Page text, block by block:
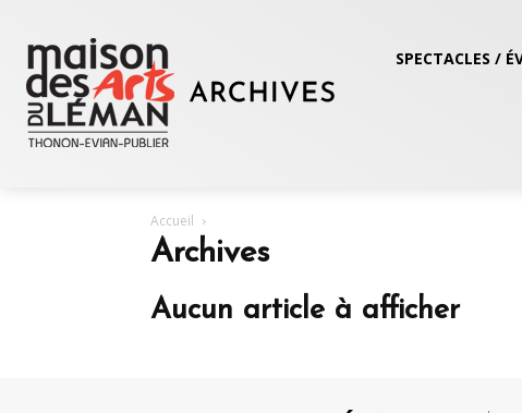
SPECTACLES /
Accueil
Archives
Aucun article à afficher